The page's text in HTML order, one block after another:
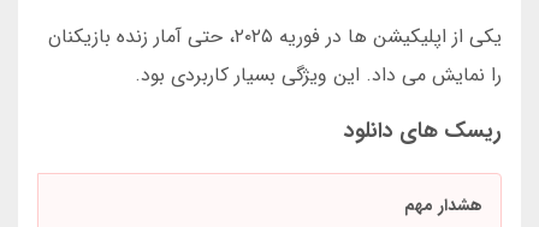
یکی از اپلیکیشن ها در فوریه ۲۰۲۵، حتی آمار زنده بازیکنان
را نمایش می داد. این ویژگی بسیار کاربردی بود.
ریسک های دانلود
هشدار مهم